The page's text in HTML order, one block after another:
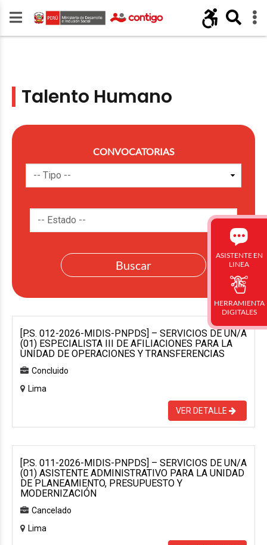
Talento Humano
CONVOCATORIAS
[P.S. 012-2026-MIDIS-PNPDS] – SERVICIOS DE UN/A
(01) ESPECIALISTA III DE AFILIACIONES PARA LA
UNIDAD DE OPERACIONES Y TRANSFERENCIAS
Concluido
Lima
VER DETALLE
[P.S. 011-2026-MIDIS-PNPDS] – SERVICIOS DE UN/A
(01) ASISTENTE ADMINISTRATIVO PARA LA UNIDAD
DE PLANEAMIENTO, PRESUPUESTO Y
MODERNIZACIÓN
Cancelado
Lima
ASISTENTE EN
LINEA
HERRAMIENTA
DIGITALES